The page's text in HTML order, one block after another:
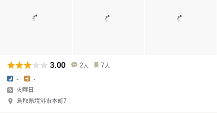
3.00 2 人 7 人
- -
火曜日
鳥取県境港市本町7